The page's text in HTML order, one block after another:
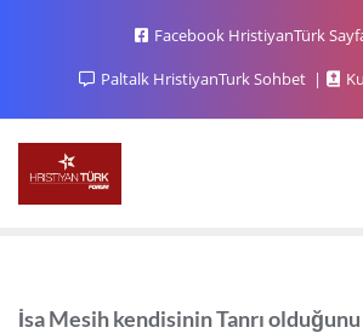
Facebook HristiyanTürk
Paltalk HristiyanTurk Sohbet
İsa Mesih kendisinin Tanrı